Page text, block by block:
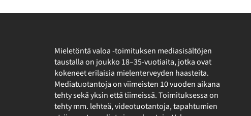
Mieletöntä valoa -toimituksen mediasisältöjen
taustalla on joukko 18–35-vuotiaita, jotka ovat
kokeneet erilaisia mielenterveyden haasteita.
Mediatuotantoja on viimeisten 10 vuoden aikana
tehty sekä yksin että tiimeissä. Toimituksessa on
tehty mm. lehteä, videotuotantoja, tapahtumien